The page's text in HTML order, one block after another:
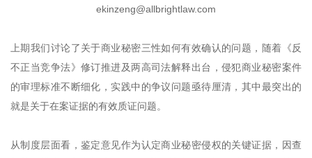
ekinzeng@allbrightlaw.com
上期我们讨论了关于商业秘密三性如何有效确认的问题，随着《反
不正当竞争法》修订推进及两高司法解释出台，侵犯商业秘密案件
的审理标准不断细化，实践中的争议问题亟待厘清，其中最突出的
就是关于在案证据的有效质证问题。
从制度层面看，鉴定意见作为认定商业秘密侵权的关键证据，因查